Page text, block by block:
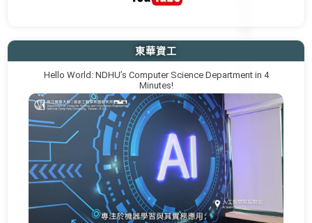
東華資工
Hello World: NDHU’s Computer Science Department in 4
Minutes!